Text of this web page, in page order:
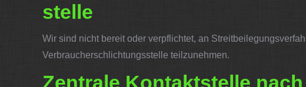
stelle
Wir sind nicht bereit oder verpflichtet, an
Verbraucherschlichtungsstelle teilzunehmen.
Zentrale Kontaktstelle